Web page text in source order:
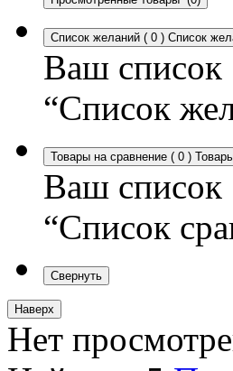
Список желаний ( 0 ) Список
Ваш список
“Список
Товары на сравнение ( 0 )
Ваш список
“Список
Свернуть
Наверх
Нет